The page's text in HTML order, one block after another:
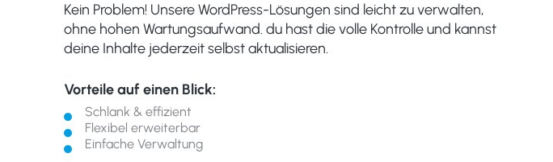
Kein Problem! Unsere WordPress-Lösungen sind leicht zu verwalten,
ohne hohen Wartungsaufwand. du hast die volle Kontrolle und kannst
deine Inhalte jederzeit selbst aktualisieren.
Vorteile auf einen Blick:
Schlank & effizient
Flexibel erweiterbar
Einfache Verwaltung